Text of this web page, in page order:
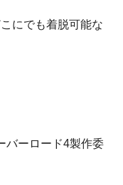
にでも着脱可能な
バーロード4製作委